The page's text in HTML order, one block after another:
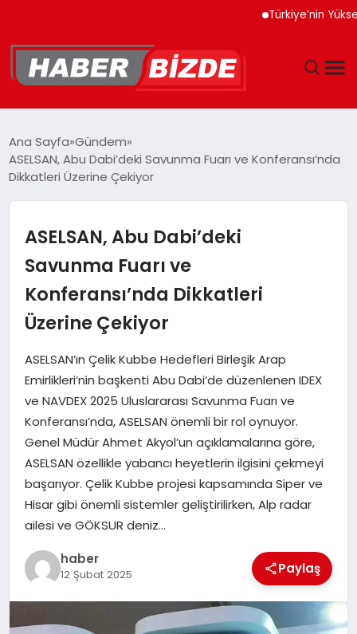
Türkiye’nin Yüksek
YAŞAM
MAGAZIN
TEKNOLOJI
Ana Sayfa Gündem
ASELSAN, Abu Dabi’deki Savunma Fuarı ve Konferansı’nda
Dikkatleri Üzerine Çekiyor
ASELSAN, Abu Dabi’deki
Savunma Fuarı ve
Konferansı’nda Dikkatleri
Üzerine Çekiyor
ASELSAN’ın Çelik Kubbe Hedefleri Birleşik Arap
Emirlikleri’nin başkenti Abu Dabi’de düzenlenen IDEX
ve NAVDEX 2025 Uluslararası Savunma Fuarı ve
Konferansı’nda, ASELSAN önemli bir rol oynuyor.
Genel Müdür Ahmet Akyol’un açıklamalarına göre,
ASELSAN özellikle yabancı heyetlerin ilgisini çekmeyi
başarıyor. Çelik Kubbe projesi kapsamında Siper ve
Hisar gibi önemli sistemler geliştirilirken, Alp radar
ailesi ve GÖKSUR deniz…
haber
12 Şubat 2025 Paylaş